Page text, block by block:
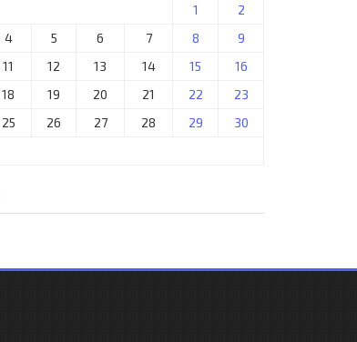
1
2
4 5 6 7 8
9
11 12 13 14 15
16
18 19 20 21 22
23
25 26 27 28 29
30